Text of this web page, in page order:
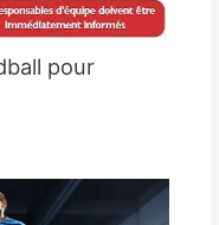
pour